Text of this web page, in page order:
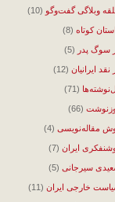
وبلاگی گفت‌وگو (10)
کوتاه (8)
سوگ پدر (5)
نقد ایرانیان (12)
(71)
(66)
مقاله‌نویسی (4)
ایران (7)
سیرجانی (5)
خارجی ایران (11)